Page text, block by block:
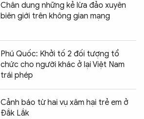
Chân dung những kẻ lừa đảo xuyên
biên giới trên không gian mạng
Phú Quốc: Khởi tố 2 đối tượng tổ
chức cho người khác ở lại Việt Nam
trái phép
Cảnh báo từ hai vụ xâm hại trẻ em ở
Đắk Lắk